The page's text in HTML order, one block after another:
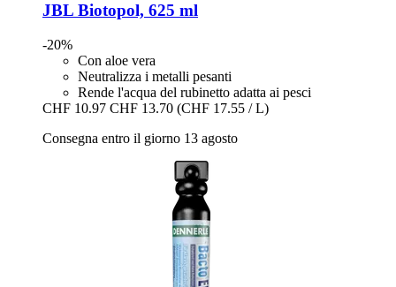
JBL Biotopol, 625 ml
-20%
Con aloe vera
Neutralizza i metalli pesanti
Rende l'acqua del rubinetto adatta ai pesci
CHF 10.97 CHF 13.70 (CHF 17.55 / L)
Consegna entro il giorno 13 agosto